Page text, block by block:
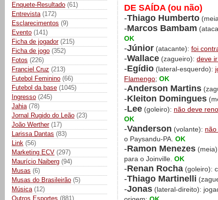
Enquete-Resultado (61)
Entrevista (172)
Esclarecimentos (9)
Evento (141)
Ficha de jogador (215)
Ficha de jogo (352)
Fotos (226)
Franciel Cruz (213)
Futebol Feminino (66)
Futebol da base (1045)
Ingresso (245)
Jahia (78)
Jornal Rugido do Leão (23)
João Werther (17)
Larissa Dantas (83)
Link (56)
Marketing ECV (297)
Maurício Naiberg (94)
Musas (6)
Musas do Brasileirão (5)
Música (12)
Outros Esportes (881)
DE SAÍDA (ou não)
-Thiago Humberto
-Marcos Bambam
OK
-Júnior (atacante): foi
-Wallace (zagueiro): deve
-Egídio (lateral-esquerdo):
Flamengo; OK
-Anderson Martins
-Kleiton Domingues
-Lee (goleiro): não deve
OK
-Vanderson (volante):
o Paysandu-PA. OK
-Ramon Menezes
para o Joinville. OK
-Renan Rocha (goleiro):
-Thiago Martinelli
-Jonas (lateral-direito):